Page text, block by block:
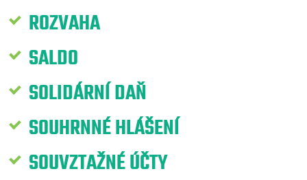
ROZVAHA
SALDO
SOLIDÁRNÍ DAŇ
SOUHRNNÉ HLÁŠENÍ
SOUVZTAŽNÉ ÚČTY